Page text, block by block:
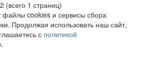
(всего 1 страниц)
файлы cookies и сервисы сбора
Продолжая использовать наш сайт,
с политикой
.